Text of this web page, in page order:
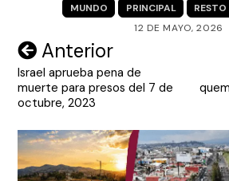
VIDEOS
MUNDO PRINCIPAL
12 DE MAYO, 2026
Navegación
de
entradas
Anterior
Israel aprueba pena de
muerte para presos del 7 de
octubre, 2023